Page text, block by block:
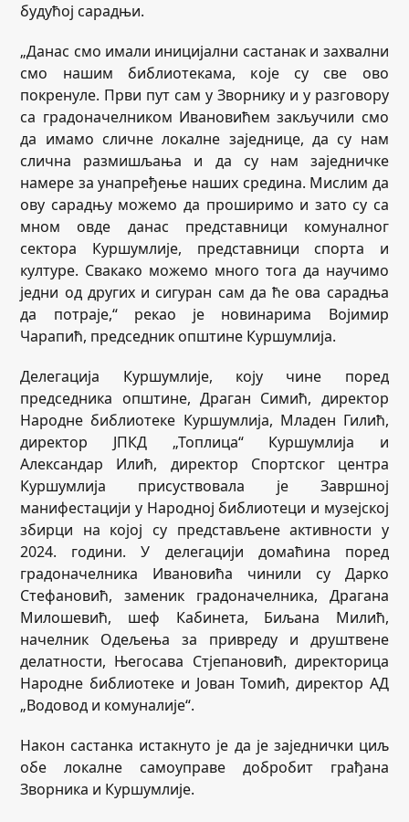
будућој сарадњи.
„Данас смо имали иницијални састанак и захвални
смо нашим библиотекама, које су све ово
покренуле. Први пут сам у Зворнику и у разговору
са градоначелником Ивановићем закључили смо
да имамо сличне локалне заједнице, да су нам
слична размишљања и да су нам заједничке
намере за унапређење наших средина. Мислим да
ову сарадњу можемо да проширимо и зато су са
мном овде данас представници комуналног
сектора Куршумлије, представници спорта и
културе. Свакако можемо много тога да научимо
једни од других и сигуран сам да ће ова сарадња
да потраје,“ рекао је новинарима Војимир
Чарапић, председник општине Куршумлија.
Делегација Куршумлије, коју чине поред
председника општине, Драган Симић, директор
Народне библиотеке Куршумлија, Младен Гилић,
директор ЈПКД „Топлица“ Куршумлија и
Александар Илић, директор Спортског центра
Куршумлија присуствовала је Завршној
манифестацији у Народној библиотеци и музејској
збирци на којој су представљене активности у
2024. години. У делегацији домаћина поред
градоначелника Ивановића чинили су Дарко
Стефановић, заменик градоначелника, Драгана
Милошевић, шеф Кабинета, Биљана Милић,
начелник Одељења за привреду и друштвене
делатности, Његосава Стјепановић, директорица
Народне библиотеке и Јован Томић, директор АД
„Водовод и комуналије“.
Након састанка истакнуто је да је заједнички циљ
обе локалне самоуправе добробит грађана
Зворника и Куршумлије.